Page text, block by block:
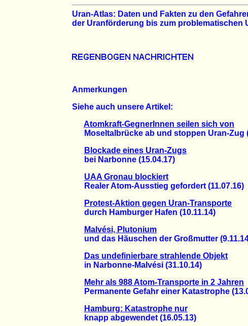
Uran-Atlas: Daten und Fakten zu den
der Uranförderung bis zum problematischen
Anmerkungen
Siehe auch unsere Artikel:
Atomkraft-GegnerInnen seilen sich von
Moseltalbrücke ab und stoppen Uran-Zug
Blockade eines Uran-Zugs
bei Narbonne (15.04.17)
UAA Gronau blockiert
Realer Atom-Ausstieg gefordert (11.07.16)
Protest-Aktion gegen Uran-Transporte
durch Hamburger Hafen (10.11.14)
Malvési, Plutonium
und das Häuschen der Großmutter
Das undefinierbare strahlende Objekt
in Narbonne-Malvési (31.10.14)
Mehr als 988 Atom-Transporte in 2 Jahren
Permanente Gefahr einer Katastrophe
Hamburg: Katastrophe nur
knapp abgewendet (16.05.13)